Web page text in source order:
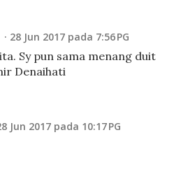
28 Jun 2017 pada 7:56 PG
Sy pun sama menang duit
Denaihati
Jun 2017 pada 10:17 PG